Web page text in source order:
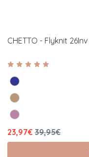
CHETTO - Flyknit 26Inv
23,97€ 39,95€